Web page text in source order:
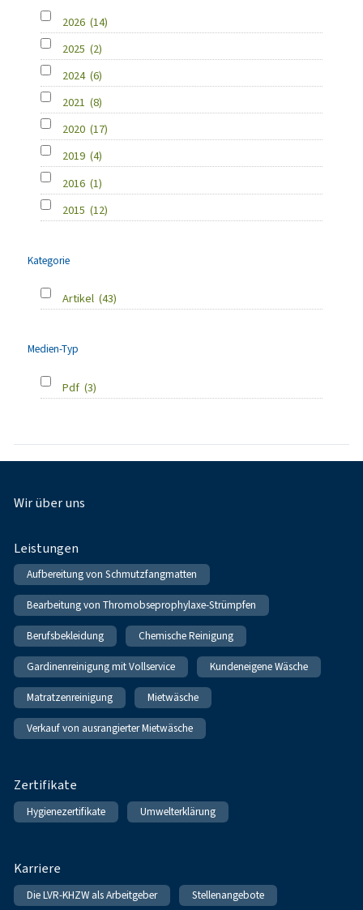
2026 (14)
2025 (2)
2024 (6)
2021 (8)
2020 (17)
2019 (4)
2016 (1)
2015 (12)
Kategorie
Artikel (43)
Medien-Typ
Pdf (3)
Fußnavigation
Wir über uns
Leistungen
Aufbereitung von Schmutzfangmatten
Bearbeitung von Thromobseprophylaxe-Strümpfen
Berufsbekleidung Chemische Reinigung
Gardinenreinigung mit Vollservice Kundeneigene Wäsche
Matratzenreinigung Mietwäsche
Verkauf von ausrangierter Mietwäsche
Zertifikate
Hygienezertifikate Umwelterklärung
Karriere
Die LVR-KHZW als Arbeitgeber Stellenangebote